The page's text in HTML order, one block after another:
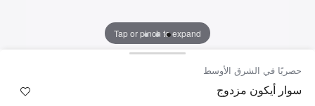
Tap or pinch to expand
حصريًا في الشرق الأوسط
سوار أيكون مزدوج